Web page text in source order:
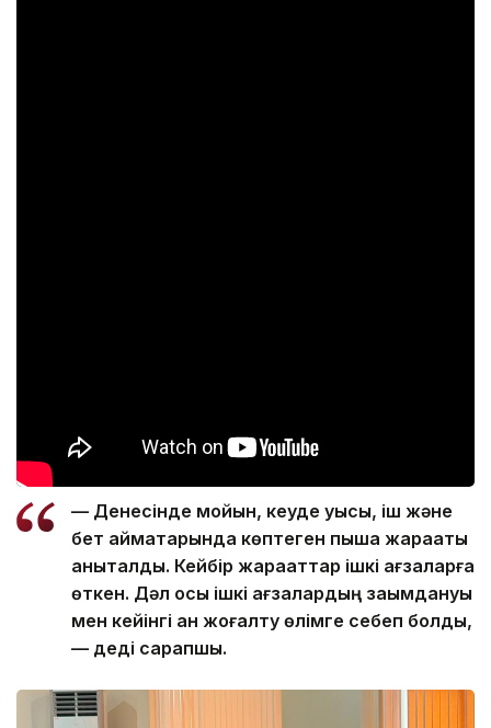
— Денесінде мойын, кеуде қуысы, іш және
бет аймақтарында көптеген пышақ жарақаты
анықталды. Кейбір жарақаттар ішкі ағзаларға
өткен. Дәл осы ішкі ағзалардың зақымдануы
мен кейінгі қан жоғалту өлімге себеп болды,
— деді сарапшы.